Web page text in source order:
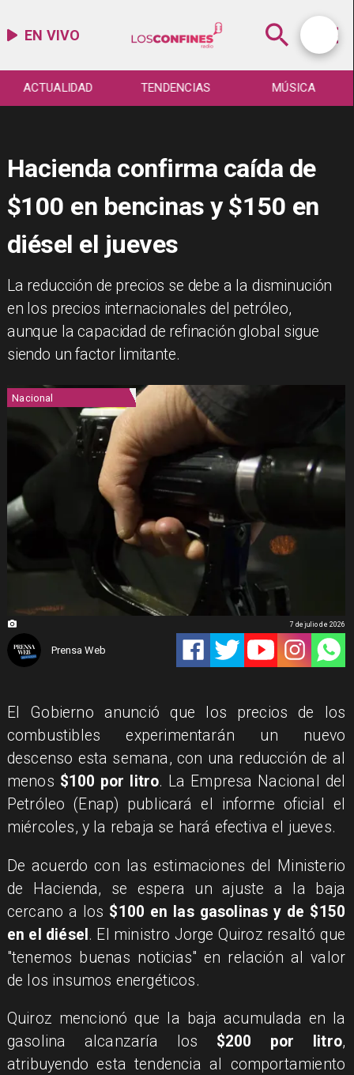
EN VIVO
ACTUALIDAD TENDENCIAS MÚSICA
Hacienda confirma caída de
$100 en bencinas y $150 en
diésel el jueves
La reducción de precios se debe a la disminución
en los precios internacionales del petróleo,
aunque la capacidad de refinación global sigue
siendo un factor limitante.
Nacional
Prensa Web
7 de julio de 2026
El Gobierno anunció que los precios de los
combustibles experimentarán un nuevo
descenso esta semana, con una reducción de al
menos $100 por litro. La Empresa Nacional del
Petróleo (Enap) publicará el informe oficial el
miércoles, y la rebaja se hará efectiva el jueves.
De acuerdo con las estimaciones del Ministerio
de Hacienda, se espera un ajuste a la baja
cercano a los $100 en las gasolinas y de $150
en el diésel . El ministro Jorge Quiroz resaltó que
"tenemos buenas noticias" en relación al valor
de los insumos energéticos.
Quiroz mencionó que la baja acumulada en la
gasolina alcanzaría los $200 por litro,
atribuyendo esta tendencia al comportamiento